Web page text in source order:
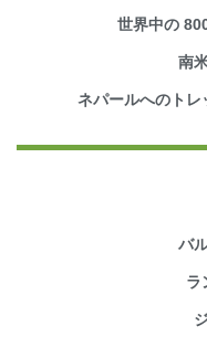
世界中の
南
ネパールへのトレ
バ
ラ